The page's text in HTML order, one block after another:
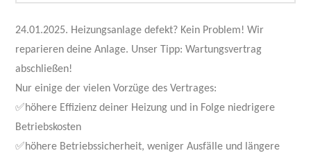
24.01.2025. Heizungsanlage defekt? Kein Problem! Wir
reparieren deine Anlage. Unser Tipp: Wartungsvertrag
abschließen!
Nur einige der vielen Vorzüge des Vertrages:
✅höhere Effizienz deiner Heizung und in Folge niedrigere
Betriebskosten
✅höhere Betriebssicherheit, weniger Ausfälle und längere